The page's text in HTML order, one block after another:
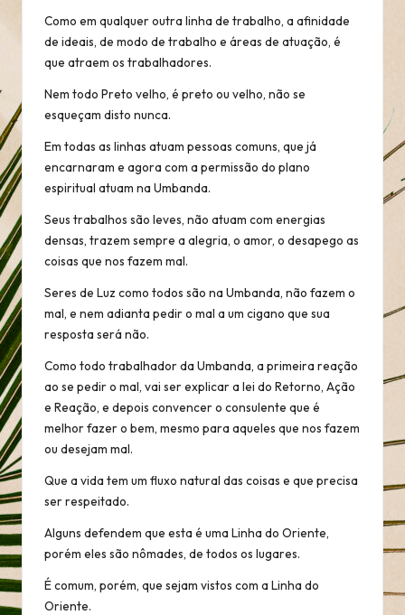
Como em qualquer outra linha de trabalho, a afinidade
de ideais, de modo de trabalho e áreas de atuação, é
que atraem os trabalhadores.
Nem todo Preto velho, é preto ou velho, não se
esqueçam disto nunca.
Em todas as linhas atuam pessoas comuns, que já
encarnaram e agora com a permissão do plano
espiritual atuam na Umbanda.
Seus trabalhos são leves, não atuam com energias
densas, trazem sempre a alegria, o amor, o desapego as
coisas que nos fazem mal.
Seres de Luz como todos são na Umbanda, não fazem o
mal, e nem adianta pedir o mal a um cigano que sua
resposta será não.
Como todo trabalhador da Umbanda, a primeira reação
ao se pedir o mal, vai ser explicar a lei do Retorno, Ação
e Reação, e depois convencer o consulente que é
melhor fazer o bem, mesmo para aqueles que nos fazem
ou desejam mal.
Que a vida tem um fluxo natural das coisas e que precisa
ser respeitado.
Alguns defendem que esta é uma Linha do Oriente,
porém eles são nômades, de todos os lugares.
É comum, porém, que sejam vistos com a Linha do
Oriente.